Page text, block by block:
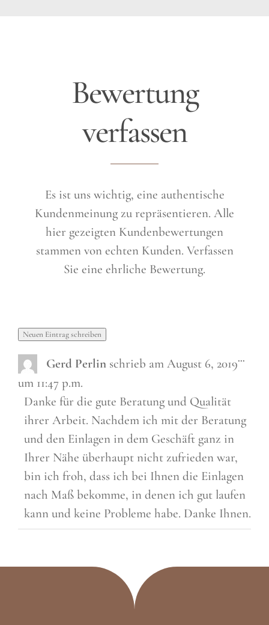
Bewertung
verfassen
Es ist uns wichtig, eine authentische
Kundenmeinung zu repräsentieren. Alle
hier gezeigten Kundenbewertungen
stammen von echten Kunden. Verfassen
Sie eine ehrliche Bewertung.
Gerd Perlin schrieb am August 6, 2019
um 11:47 p.m.
Danke für die gute Beratung und Qualität
ihrer Arbeit. Nachdem ich mit der Beratung
und den Einlagen in dem Geschäft ganz in
Ihrer Nähe überhaupt nicht zufrieden war,
bin ich froh, dass ich bei Ihnen die Einlagen
nach Maß bekomme, in denen ich gut laufen
kann und keine Probleme habe. Danke Ihnen.
...